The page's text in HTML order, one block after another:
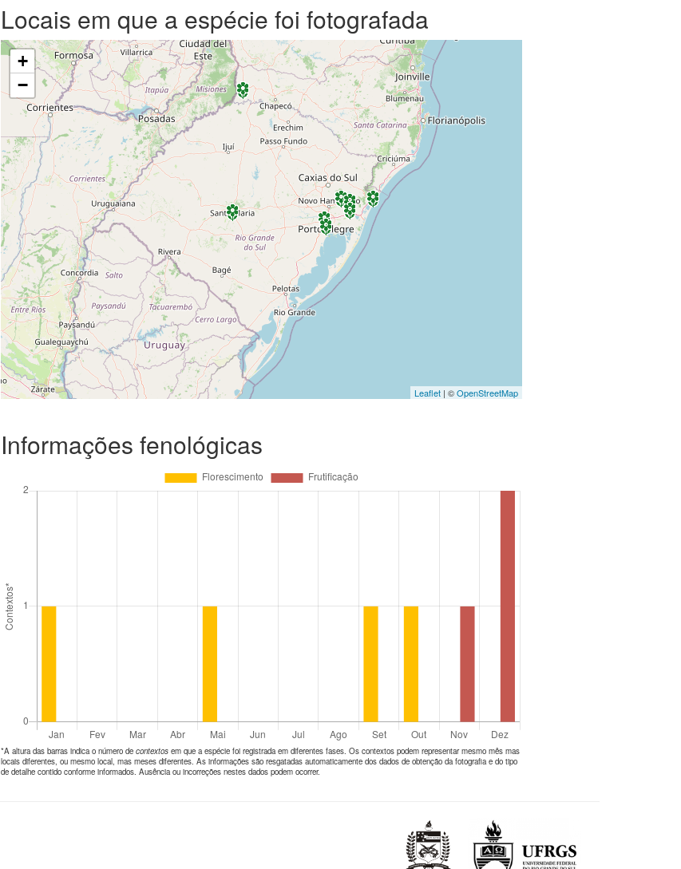
Locais em que a espécie foi fotografada
+
−
Leaflet| ©OpenStreetMap
Informações fenológicas
*A altura das barras indica o número de contextos em que a espécie foi registrada em diferentes fases. Os contextos podem representar mesmo mês mas
locais diferentes, ou mesmo local, mas meses diferentes. As informações são resgatadas automaticamente dos dados de obtenção da fotografia e do tipo
de detalhe contido conforme informados. Ausência ou incorreções nestes dados podem ocorrer.